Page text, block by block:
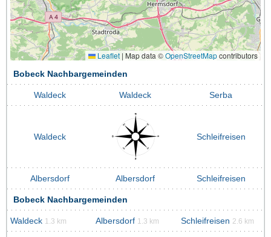
Leaflet | Map data ©OpenStreetMapcontributors
Bobeck Nachbargemeinden
Waldeck Waldeck Serba
Waldeck Schleifreisen
Albersdorf Albersdorf Schleifreisen
Bobeck Nachbargemeinden
Waldeck 1.3 km Albersdorf 1.3 km Schleifreisen 2.6 km